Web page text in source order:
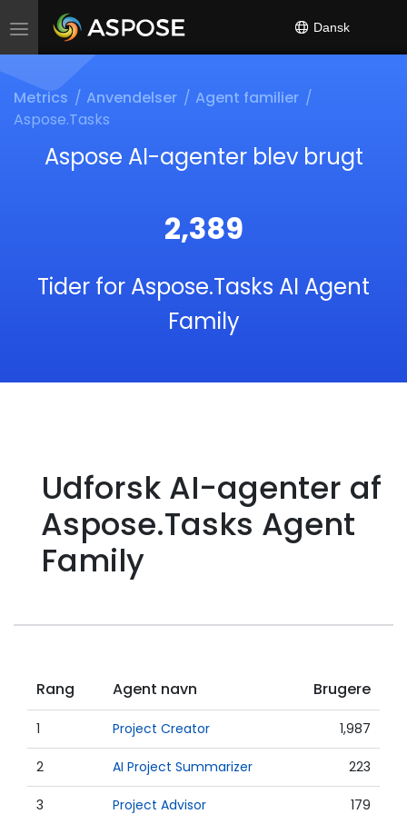
Toggle
Dansk
Metrics Anvendelser
Agent familier
Aspose.Tasks
Aspose AI-agenter blev brugt
2,389
Tider for Aspose.Tasks AI Agent
Family
Udforsk AI-agenter af
Aspose.Tasks Agent
Family
Rang Agent navn Brugere
1 Project Creator 1,987
2 AI Project Summarizer 223
3 Project Advisor 179